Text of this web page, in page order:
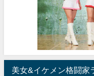
美女&イケメン格闘家